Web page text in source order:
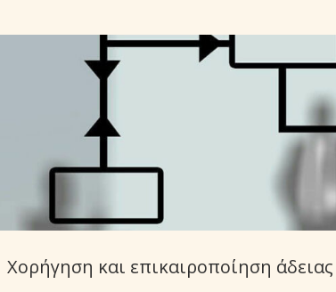
Χορήγηση και επικαιροποίηση